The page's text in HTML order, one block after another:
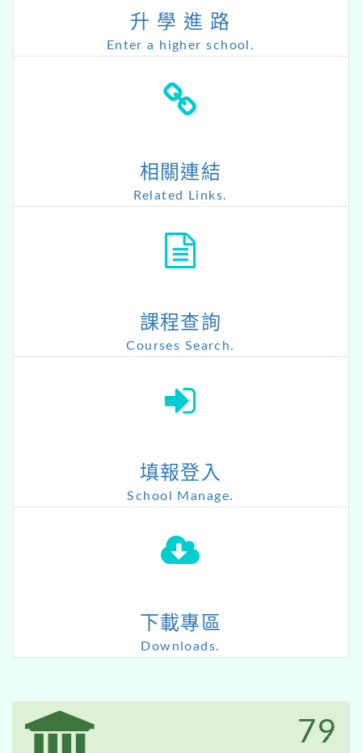
升 學 進 路
Enter a higher school.
相關連結
Related Links.
課程查詢
Courses Search.
填報登入
School Manage.
下載專區
Downloads.
81